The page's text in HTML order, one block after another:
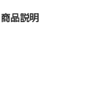
商品説明